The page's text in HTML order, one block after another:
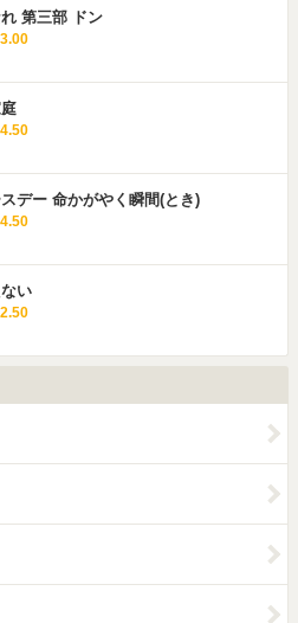
第三部 ドン
3.00
4.50
デー 命かがやく瞬間(とき)
4.50
い
2.50